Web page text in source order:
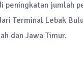
jumlah
Terminal Lebak
dan Jawa Timur.